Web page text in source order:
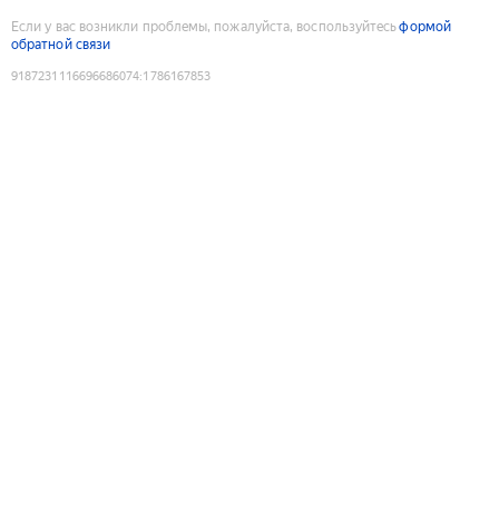
Если у вас возникли проблемы, пожалуйста, воспользуйтесьформой
обратной связи
9187231116696686074:1786167853